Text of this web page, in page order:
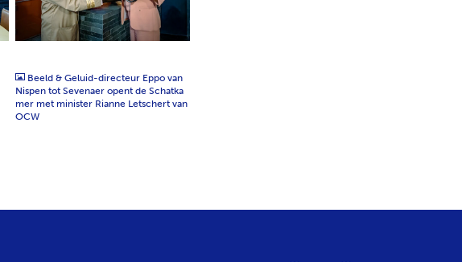
JPG
Beeld & Geluid-directeur Eppo van
Nispen tot Sevenaer opent de Schatka
mer met minister Rianne Letschert van
OCW